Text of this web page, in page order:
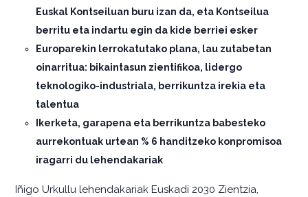
Euskal Kontseiluan buru izan da, eta Kontseilua
berritu eta indartu egin da kide berriei esker
Europarekin lerrokatutako plana, lau zutabetan
oinarritua: bikaintasun zientifikoa, lidergo
teknologiko-industriala, berrikuntza irekia eta
talentua
Ikerketa, garapena eta berrikuntza babesteko
aurrekontuak urtean % 6 handitzeko konpromisoa
iragarri du lehendakariak
Iñigo Urkullu lehendakariak Euskadi 2030 Zientzia,